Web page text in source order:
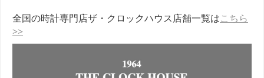
全国の時計専門店ザ・クロックハウス店舗一覧はこちら
>>